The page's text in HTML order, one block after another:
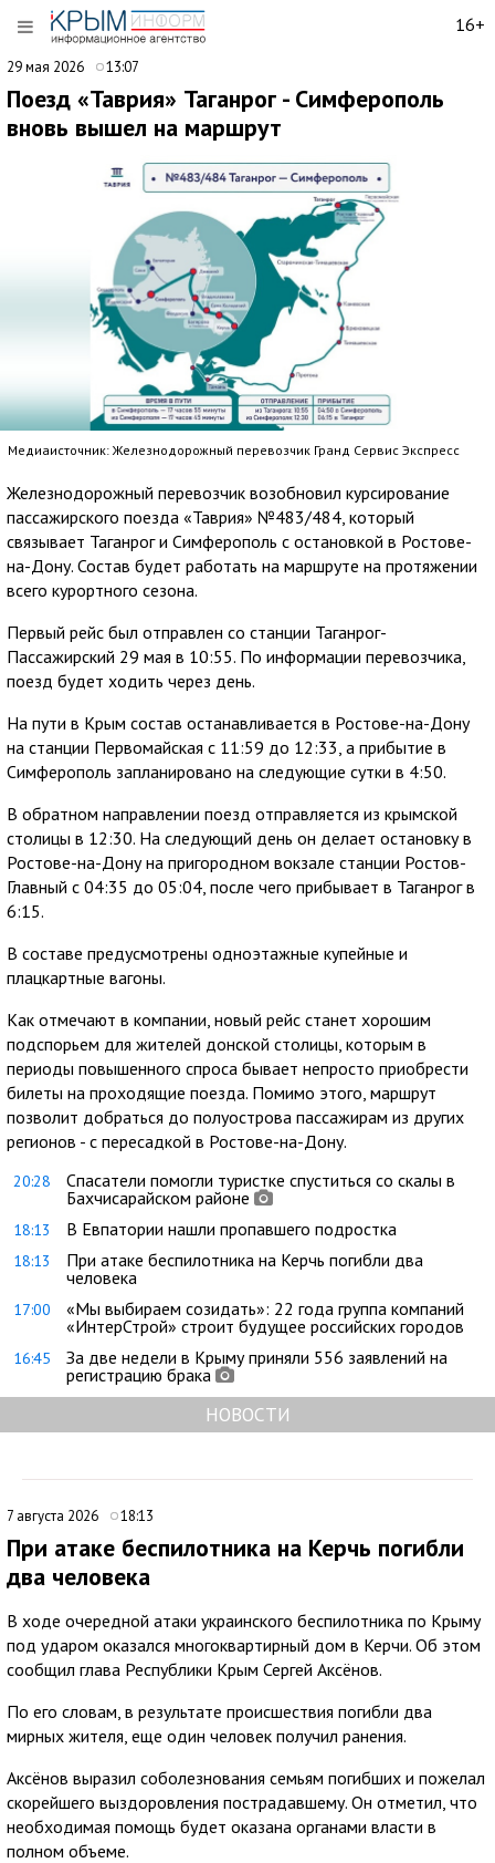
16+
29 мая 2026 13:07
Поезд «Таврия» Таганрог - Симферополь
вновь вышел на маршрут
Медиаисточник: Железнодорожный перевозчик Гранд Сервис Экспресс
Железнодорожный перевозчик возобновил курсирование
пассажирского поезда «Таврия» №483/484, который
связывает Таганрог и Симферополь с остановкой в Ростове-
на-Дону. Состав будет работать на маршруте на протяжении
всего курортного сезона.
Первый рейс был отправлен со станции Таганрог-
Пассажирский 29 мая в 10:55. По информации перевозчика,
поезд будет ходить через день.
На пути в Крым состав останавливается в Ростове-на-Дону
на станции Первомайская с 11:59 до 12:33, а прибытие в
Симферополь запланировано на следующие сутки в 4:50.
В обратном направлении поезд отправляется из крымской
столицы в 12:30. На следующий день он делает остановку в
Ростове-на-Дону на пригородном вокзале станции Ростов-
Главный с 04:35 до 05:04, после чего прибывает в Таганрог в
6:15.
В составе предусмотрены одноэтажные купейные и
плацкартные вагоны.
Как отмечают в компании, новый рейс станет хорошим
подспорьем для жителей донской столицы, которым в
периоды повышенного спроса бывает непросто приобрести
билеты на проходящие поезда. Помимо этого, маршрут
позволит добраться до полуострова пассажирам из других
регионов - с пересадкой в Ростове-на-Дону.
20:28
Спасатели помогли туристке спуститься со скалы в
Бахчисарайском районе
18:13 В Евпатории нашли пропавшего подростка
18:13
При атаке беспилотника на Керчь погибли два
человека
17:00
«Мы выбираем созидать»: 22 года группа компаний
«ИнтерСтрой» строит будущее российских городов
16:45
За две недели в Крыму приняли 556 заявлений на
регистрацию брака
НОВОСТИ
7 августа 2026 18:13
При атаке беспилотника на Керчь погибли
два человека
В ходе очередной атаки украинского беспилотника по Крыму
под ударом оказался многоквартирный дом в Керчи. Об этом
сообщил глава Республики Крым Сергей Аксёнов.
По его словам, в результате происшествия погибли два
мирных жителя, еще один человек получил ранения.
Аксёнов выразил соболезнования семьям погибших и пожелал
скорейшего выздоровления пострадавшему. Он отметил, что
необходимая помощь будет оказана органами власти в
полном объеме.